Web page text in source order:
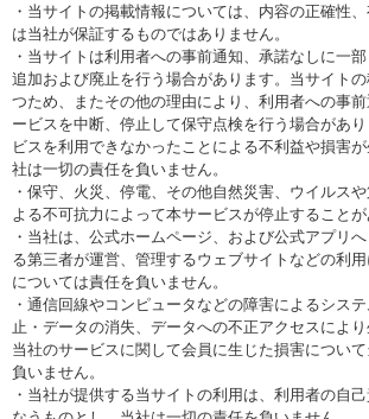
・当サイトの掲載情報については、内容の正確性
は当社が保証するものではありません。
・当サイトは利用者への事前通知、承諾なしに一部
追加および廃止を行う場合があります。当サイト
つため、またその他の理由により、利用者への事
ービスを中断、停止して保守点検を行う場合があ
ビスを利用できなかったことによる不利益や損害
社は一切の責任を負いません。
・保守、火災、停電、その他自然災害、ウイルス
よる不可抗力によって本サービスが停止することが
・当社は、公式ホームページ、および公式アプリ
る第三者が運営、管理するウェブサイトなどの利
については責任を負いません。
・通信回線やコンピュータなどの障害によるシス
止・データの消失、データへの不正アクセスによ
当社のサービスに関して会員に生じた損害につい
負いません。
・当社が提供する当サイトの利用は、利用者の自